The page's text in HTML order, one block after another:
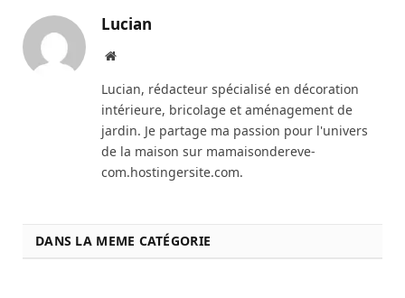
Lucian
Website
Lucian, rédacteur spécialisé en décoration
intérieure, bricolage et aménagement de
jardin. Je partage ma passion pour l'univers
de la maison sur mamaisondereve-
com.hostingersite.com.
DANS LA MEME CATÉGORIE